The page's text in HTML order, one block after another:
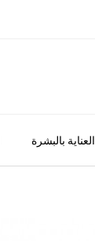
العناية بالبشرة